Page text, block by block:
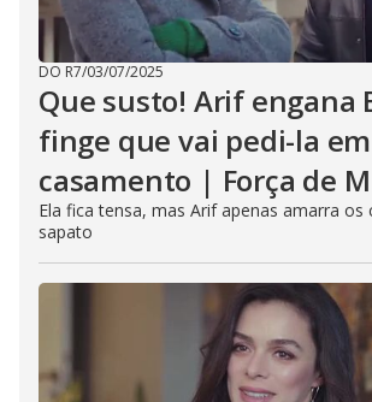
DO R7/03/07/2025
Que susto! Arif engana
finge que vai pedi-la em
casamento | Força de
Ela fica tensa, mas Arif apenas amarra os
sapato